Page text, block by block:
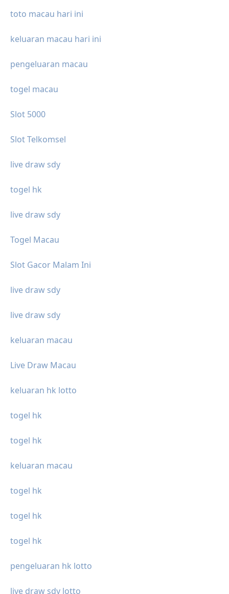
toto macau hari ini
keluaran macau hari ini
pengeluaran macau
togel macau
Slot 5000
Slot Telkomsel
live draw sdy
togel hk
live draw sdy
Togel Macau
Slot Gacor Malam Ini
live draw sdy
live draw sdy
keluaran macau
Live Draw Macau
keluaran hk lotto
togel hk
togel hk
keluaran macau
togel hk
togel hk
togel hk
pengeluaran hk lotto
live draw sdy lotto